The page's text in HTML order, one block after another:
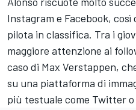
Instagram e Facebook,
pilota in classifica. Tra i
maggiore attenzione ai
caso di Max Verstappen,
su una piattaforma di
più testuale come Twitter o